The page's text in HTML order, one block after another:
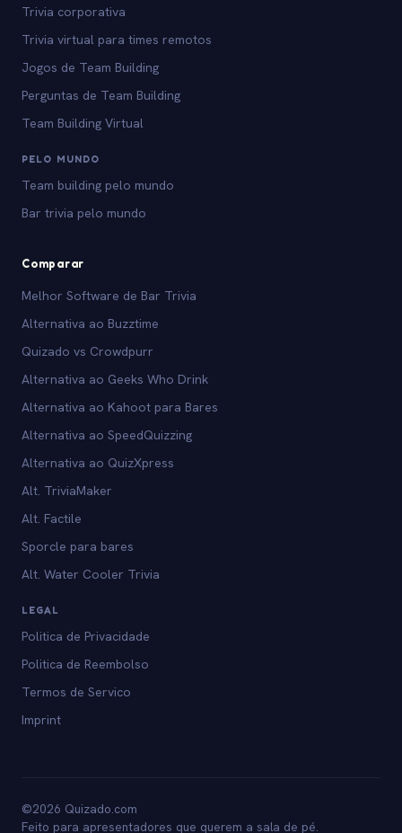
Trivia corporativa
Trivia virtual para times remotos
Jogos de Team Building
Perguntas de Team Building
Team Building Virtual
PELO MUNDO
Team building pelo mundo
Bar trivia pelo mundo
Comparar
Melhor Software de Bar Trivia
Alternativa ao Buzztime
Quizado vs Crowdpurr
Alternativa ao Geeks Who Drink
Alternativa ao Kahoot para Bares
Alternativa ao SpeedQuizzing
Alternativa ao QuizXpress
Alt. TriviaMaker
Alt. Factile
Sporcle para bares
Alt. Water Cooler Trivia
LEGAL
Politica de Privacidade
Politica de Reembolso
Termos de Servico
Imprint
©2026 Quizado.com
Feito para apresentadores que querem a sala de pé.